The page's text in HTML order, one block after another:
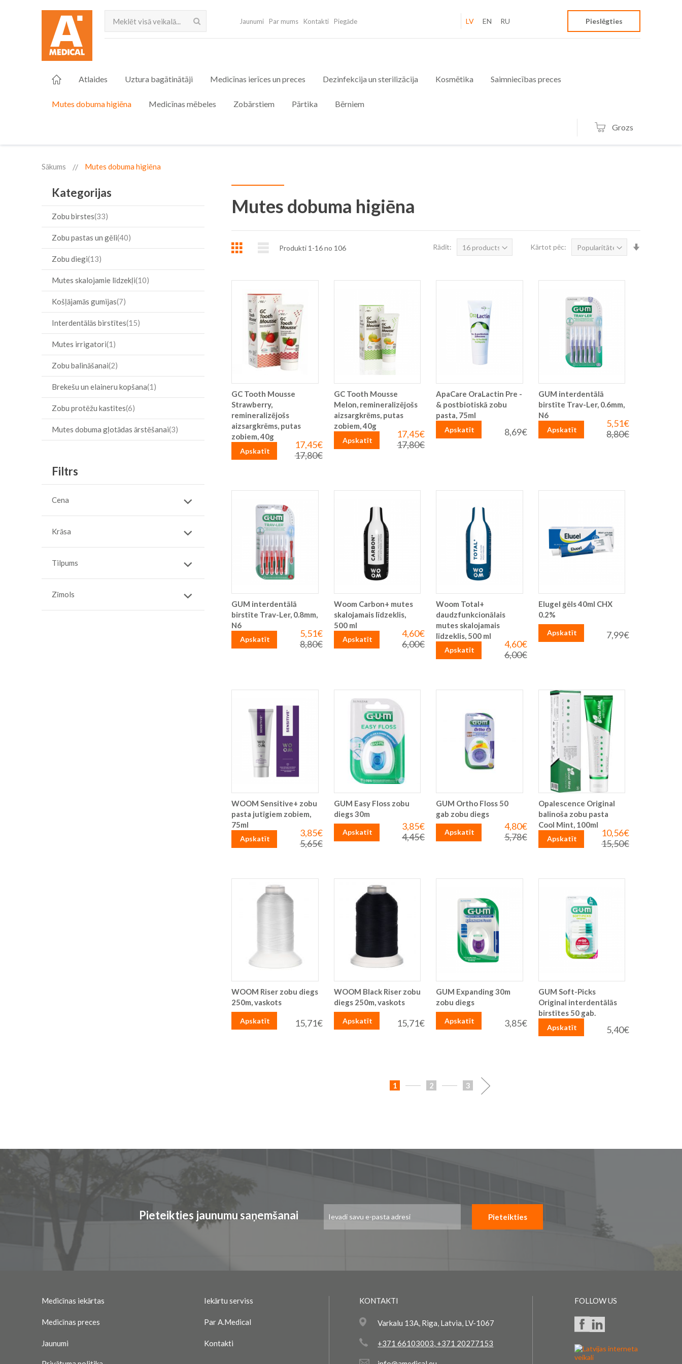
Meklēt
Jaunumi Par mums Kontakti Piegāde LV EN RU Pieslēgties
Atlaides Uztura bagātinātāji Medicīnas ierīces un preces Dezinfekcija un sterilizācija Kosmētika Saimniecības preces
Mutes dobuma higiēna Medicīnas mēbeles Zobārstiem Pārtika Bērniem
Grozs
Sākums Mutes dobuma higiēna
Mutes dobuma higiēna
Režģis Saraksts
Produkti 1-16no 106 Rādīt: Kārtot pēc:
GC Tooth Mousse
Strawberry,
remineralizējošs
aizsargkrēms, putas
zobiem, 40g
Īpaša
cena
17,45€
Parastā
cena
17,80€
Apskatīt
GC Tooth Mousse
Melon, remineralizējošs
aizsargkrēms, putas
zobiem, 40g
Īpaša
cena
17,45€
Parastā
cena
17,80€
Apskatīt
ApaCare OraLactin Pre -
& postbiotiskā zobu
pasta, 75ml
8,69€
Apskatīt
GUM interdentālā
birstīte Trav-Ler, 0.6mm,
N6
Īpaša
cena
5,51€
Parastā
cena
8,80€
Apskatīt
GUM interdentālā
birstīte Trav-Ler, 0.8mm,
N6
Īpaša
cena
5,51€
Parastā
cena
8,80€
Apskatīt
Woom Carbon+ mutes
skalojamais līdzeklis,
500 ml
Īpaša
cena
4,60€
Parastā
cena
6,00€
Apskatīt
Woom Total+
daudzfunkcionālais
mutes skalojamais
līdzeklis, 500 ml
Īpaša
cena
4,60€
Parastā
cena
6,00€
Apskatīt
Elugel gēls 40ml CHX
0.2%
7,99€
Apskatīt
WOOM Sensitive+ zobu
pasta jutīgiem zobiem,
75ml
Īpaša
cena
3,85€
Parastā
cena
5,65€
Apskatīt
GUM Easy Floss zobu
diegs 30m
Īpaša
cena
3,85€
Parastā
cena
4,45€
Apskatīt
GUM Ortho Floss 50
gab zobu diegs
Īpaša
cena
4,80€
Parastā
cena
5,78€
Apskatīt
Opalescence Original
balinoša zobu pasta
Cool Mint, 100ml
Īpaša
cena
10,56€
Parastā
cena
15,50€
Apskatīt
WOOM Riser zobu diegs
250m, vaskots
15,71€
Apskatīt
WOOM Black Riser zobu
diegs 250m, vaskots
15,71€
Apskatīt
GUM Expanding 30m
zobu diegs
3,85€
Apskatīt
GUM Soft-Picks
Original interdentālās
birstītes 50 gab.
5,40€
Apskatīt
Lapa
You're
1 Lapa
2 Lapa
3
Kategorijas
Zobu birstes 33
Zobu pastas un gēli 40
Zobu diegi 13
Mutes skalojamie līdzekļi 10
Košļājamās gumijas 7
Interdentālās birstītes 15
Mutes irrigatori 1
Zobu balināšanai 2
Brekešu un elaineru kopšana 1
Zobu protēžu kastītes 6
Mutes dobuma gļotādas ārstēšanai 3
Filtrs
Cena
Krāsa
Tilpums
Zīmols
Pieteikties jaunumu saņemšanai
jaunumu
Pieteikties
Medicīnas iekārtas Iekārtu serviss
Medicīnas preces Par A.Medical
Jaunumi Kontakti
KONTAKTI
Varkalu 13A, Riga, Latvia, LV-1067
+371 66103003, +371 20277153
FOLLOW US